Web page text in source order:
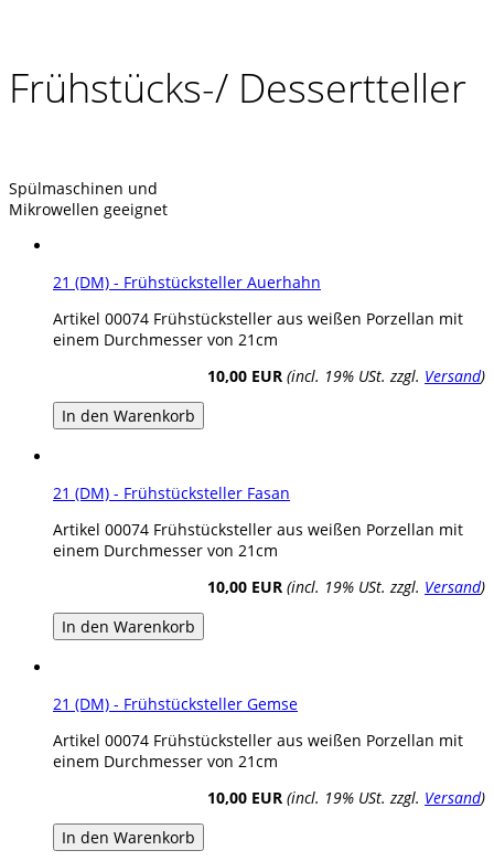
Frühstücks-/ Dessertteller
Spülmaschinen und
Mikrowellen geeignet
21 (DM) - Frühstücksteller Auerhahn
Artikel 00074 Frühstücksteller aus weißen Porzellan mit
einem Durchmesser von 21cm
10,00 EUR (incl. 19% USt. zzgl. Versand)
In den Warenkorb
21 (DM) - Frühstücksteller Fasan
Artikel 00074 Frühstücksteller aus weißen Porzellan mit
einem Durchmesser von 21cm
10,00 EUR (incl. 19% USt. zzgl. Versand)
In den Warenkorb
21 (DM) - Frühstücksteller Gemse
Artikel 00074 Frühstücksteller aus weißen Porzellan mit
einem Durchmesser von 21cm
10,00 EUR (incl. 19% USt. zzgl. Versand)
In den Warenkorb